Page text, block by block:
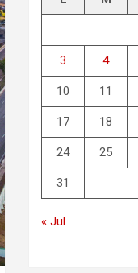
3 4
10 11
17 18
24 25
31
« Jul